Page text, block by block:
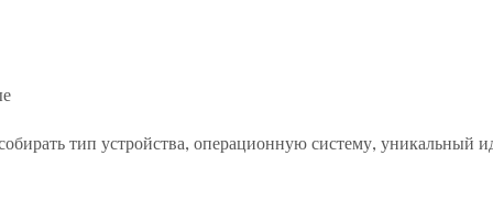
тип устройства, операционную систему, уникальный